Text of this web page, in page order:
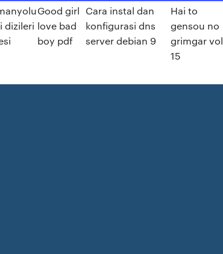
dizileri
Good girl
love bad
boy pdf
Cara instal dan
konfigurasi dns
server debian 9
Hai to
gensou no
grimgar vol
15